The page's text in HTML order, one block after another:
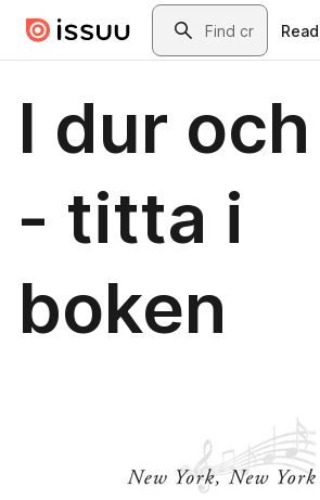
Skip to main contentSearch
Read
I dur
- titta i
boken